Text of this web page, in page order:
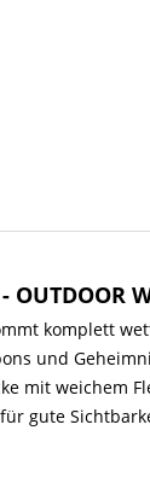
komplett
und
mit weichem
gute